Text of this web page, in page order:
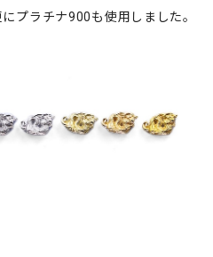
プラチナ900も使用しました。